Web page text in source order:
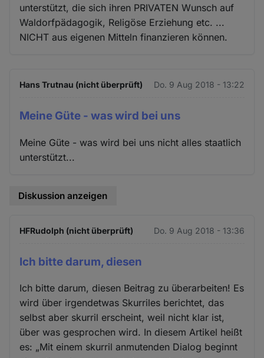
unterstützt, die sich ihren PRIVATEN Wunsch auf
Waldorfpädagogik, Religöse Erziehung etc. ...
NICHT aus eigenen Mitteln finanzieren können.
Hans Trutnau (nicht überprüft) Do. 9 Aug 2018 - 13:22
Meine Güte - was wird bei uns
Meine Güte - was wird bei uns nicht alles staatlich
unterstützt...
Diskussion anzeigen
HFRudolph (nicht überprüft) Do. 9 Aug 2018 - 13:36
Ich bitte darum, diesen
Ich bitte darum, diesen Beitrag zu überarbeiten! Es
wird über irgendetwas Skurriles berichtet, das
selbst aber skurril erscheint, weil nicht klar ist,
über was gesprochen wird. In diesem Artikel heißt
es: „Mit einem skurril anmutenden Dialog beginnt